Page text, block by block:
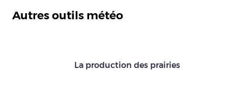
Autres outils météo
La production des prairies